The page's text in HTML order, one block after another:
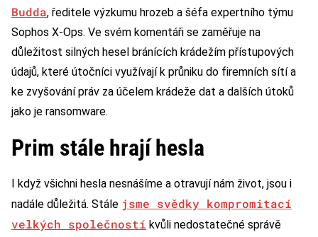
Budda, ředitele výzkumu hrozeb a šéfa expertního týmu
Sophos X-Ops. Ve svém komentáři se zaměřuje na
důležitost silných hesel bránících krádežím přístupových
údajů, které útočníci využívají k průniku do firemních sítí a
ke zvyšování práv za účelem krádeže dat a dalších útoků
jako je ransomware.
Prim stále hrají hesla
I když všichni hesla nesnášíme a otravují nám život, jsou i
nadále důležitá. Stále jsme svědky kompromitací
velkých společností kvůli nedostatečné správě